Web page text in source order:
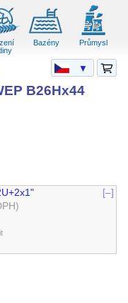
Bazény Průmysl
B26Hx44
[–]
▼